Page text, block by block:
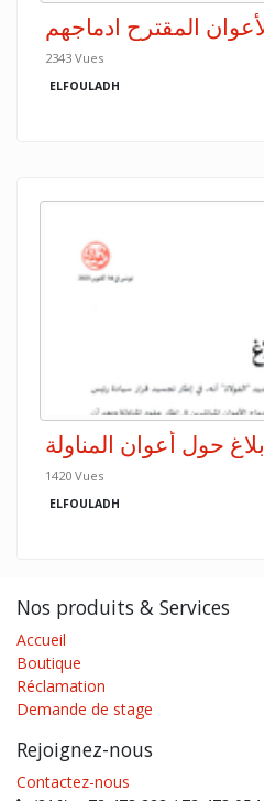
2343 Vues
ELFOULADH
بلاغ حول أعوان المناولة
1420 Vues
ELFOULADH
Nos produits & Services
Accueil
Boutique
Réclamation
Demande de stage
Rejoignez-nous
Contactez-nous